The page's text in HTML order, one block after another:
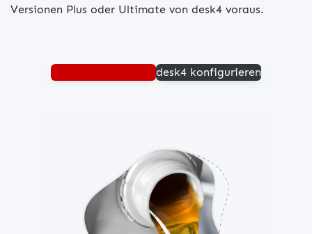
Versionen Plus oder Ultimate von desk4 voraus.
Beratung anforderndesk4 konfigurieren